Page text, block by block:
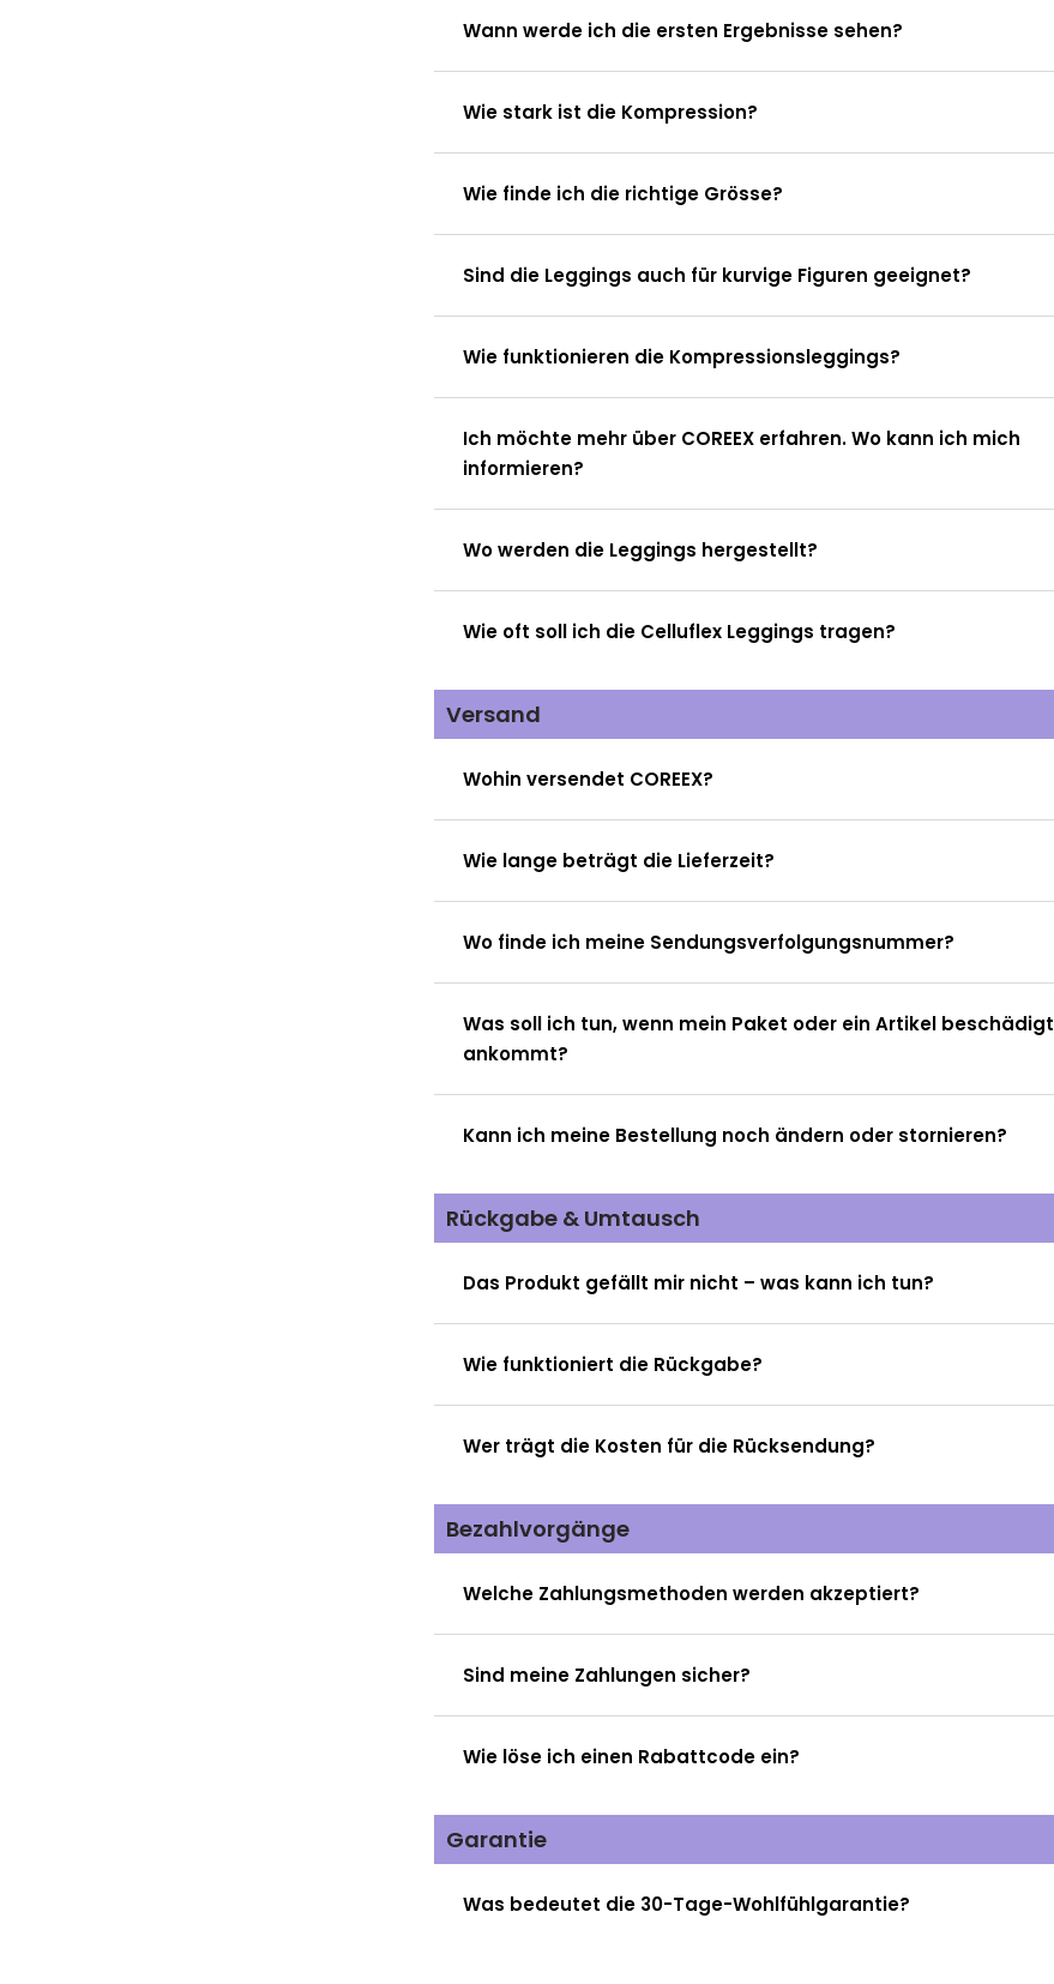
Wann werde ich die ersten Ergebnisse sehen?
Wie stark ist die Kompression?
Wie finde ich die richtige Grösse?
Sind die Leggings auch für kurvige Figuren geeignet?
Wie funktionieren die Kompressionsleggings?
Ich möchte mehr über COREEX erfahren. Wo kann ich mich
informieren?
Wo werden die Leggings hergestellt?
Wie oft soll ich die Celluflex Leggings tragen?
Versand
Wohin versendet COREEX?
Wie lange beträgt die Lieferzeit?
Wo finde ich meine Sendungsverfolgungsnummer?
Was soll ich tun, wenn mein Paket oder ein Artikel beschädigt
ankommt?
Kann ich meine Bestellung noch ändern oder stornieren?
Rückgabe & Umtausch
Das Produkt gefällt mir nicht – was kann ich tun?
Wie funktioniert die Rückgabe?
Wer trägt die Kosten für die Rücksendung?
Bezahlvorgänge
Welche Zahlungsmethoden werden akzeptiert?
Sind meine Zahlungen sicher?
Wie löse ich einen Rabattcode ein?
Garantie
Was bedeutet die 30-Tage-Wohlfühlgarantie?